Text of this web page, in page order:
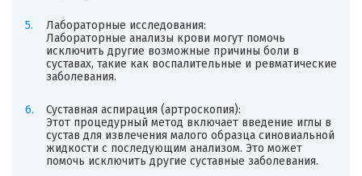
Лабораторные исследования:
Лабораторные анализы крови могут помочь
исключить другие возможные причины боли в
суставах, такие как воспалительные и ревматические
заболевания.
Суставная аспирация (артроскопия):
Этот процедурный метод включает введение иглы в
сустав для извлечения малого образца синовиальной
жидкости с последующим анализом. Это может
помочь исключить другие суставные заболевания.